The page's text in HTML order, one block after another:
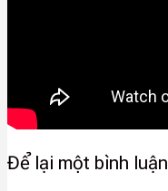
Để lại một bình luận